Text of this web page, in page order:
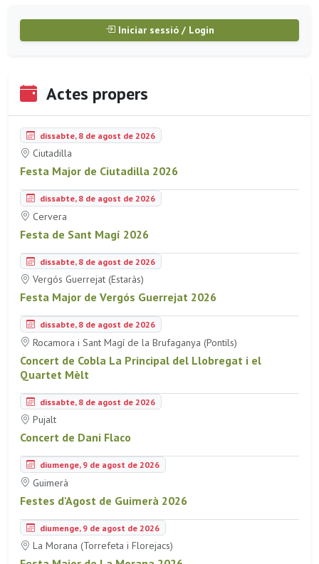
Iniciar sessió / Login
Actes propers
dissabte, 8 de agost de 2026
Ciutadilla
Festa Major de Ciutadilla 2026
dissabte, 8 de agost de 2026
Cervera
Festa de Sant Magí 2026
dissabte, 8 de agost de 2026
Vergós Guerrejat (Estaràs)
Festa Major de Vergós Guerrejat 2026
dissabte, 8 de agost de 2026
Rocamora i Sant Magí de la Brufaganya (Pontils)
Concert de Cobla La Principal del Llobregat i el
Quartet Mèlt
dissabte, 8 de agost de 2026
Pujalt
Concert de Dani Flaco
diumenge, 9 de agost de 2026
Guimerà
Festes d'Agost de Guimerà 2026
diumenge, 9 de agost de 2026
La Morana (Torrefeta i Florejacs)